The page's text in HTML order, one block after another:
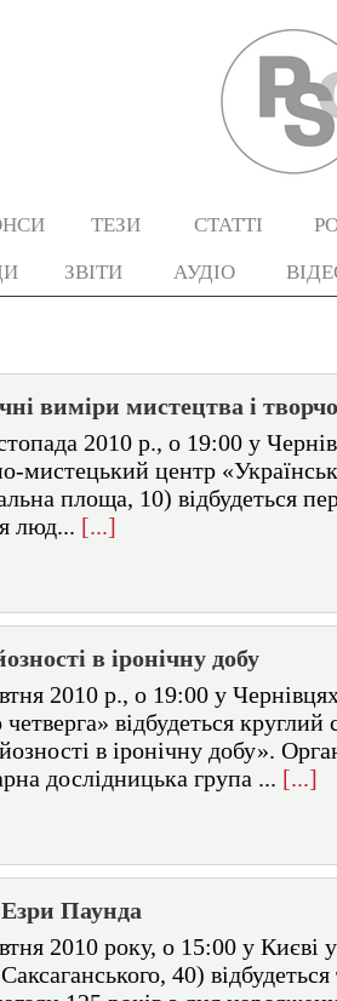
ТЕЗИ СТАТТІ
ЗВІТИ АУДІО
виміри мистецтва і
2010 р., о 19:00 у
мистецький центр
площа, 10) відбудеться
люд... [...]
в іронічну добу
2010 р., о 19:00 у
відбудеться круглий
в іронічну добу».
дослідницька група ... [...]
Паунда
2010 року, о 15:00 у Києві
40)